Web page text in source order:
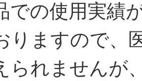
での使用実績
りますので、
られませんが